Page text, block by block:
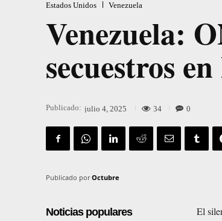
Estados Unidos Venezuela
Venezuela:
secuestros
Publicado: julio 4, 2025 34 0
Publicado por Octubre
Noticias populares
El